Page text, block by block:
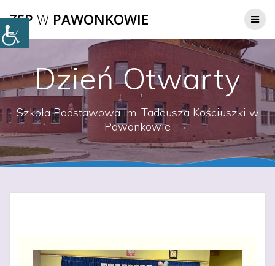
do
ZSP W PAWONKOWIE
Dzień Otwarty
Szkoła Podstawowa im. Tadeusza Kościuszki w
Pawonkowie